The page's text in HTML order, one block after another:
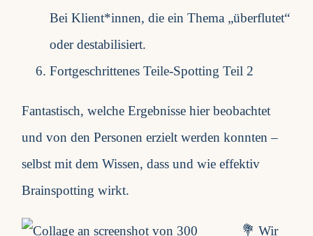
Bei Klient*innen, die ein Thema „überflutet“
oder destabilisiert.
Fortgeschrittenes Teile-Spotting Teil 2
Fantastisch, welche Ergebnisse hier beobachtet
und von den Personen erzielt werden konnten –
selbst mit dem Wissen, dass und wie effektiv
Brainspotting wirkt.
💐 Wir